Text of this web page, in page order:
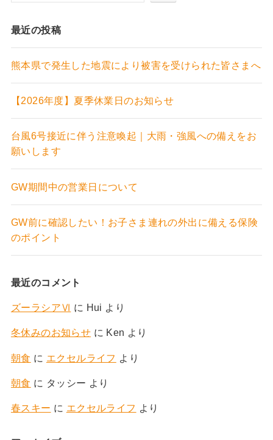
最近の投稿
熊本県で発生した地震により被害を受けられた皆さまへ
【2026年度】夏季休業日のお知らせ
台風6号接近に伴う注意喚起｜大雨・強風への備えをお
願いします
GW期間中の営業日について
GW前に確認したい！お子さま連れの外出に備える保険
のポイント
最近のコメント
ズーラシアⅥ に Hui より
冬休みのお知らせ に Ken より
朝食 に エクセルライフ より
朝食 に タッシー より
春スキー に エクセルライフ より